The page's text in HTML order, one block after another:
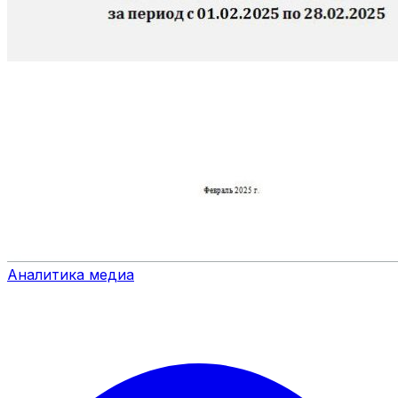
Аналитика медиа